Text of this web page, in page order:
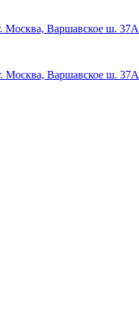
Москва, Варшавское ш. 37А
Москва, Варшавское ш. 37А